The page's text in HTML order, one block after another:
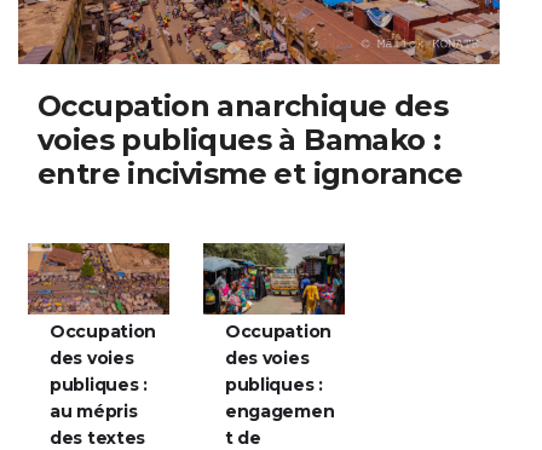
Occupation anarchique des
voies publiques à Bamako :
entre incivisme et ignorance
Occupation
des voies
publiques :
au mépris
des textes
Occupation
des voies
publiques :
engagemen
t de